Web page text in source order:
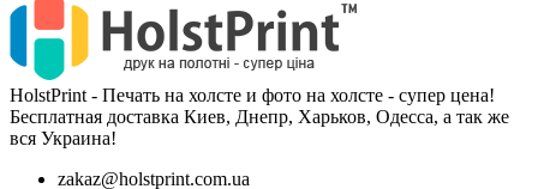
HolstPrint - Печать на холсте и фото на холсте - супер цена!
Бесплатная доставка Киев, Днепр, Харьков, Одесса, а так же
вся Украина!
zakaz@holstprint.com.ua